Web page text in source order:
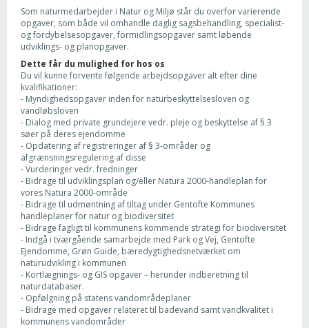
Som naturmedarbejder i Natur og Miljø står du overfor varierende
opgaver, som både vil omhandle daglig sagsbehandling, specialist-
og fordybelsesopgaver, formidlingsopgaver samt løbende
udviklings- og planopgaver.
Dette får du mulighed for hos os
Du vil kunne forvente følgende arbejdsopgaver alt efter dine
kvalifikationer:
- Myndighedsopgaver inden for naturbeskyttelsesloven og
vandløbsloven
- Dialog med private grundejere vedr. pleje og beskyttelse af § 3
søer på deres ejendomme
- Opdatering af registreringer af § 3-områder og
afgrænsningsregulering af disse
- Vurderinger vedr. fredninger
- Bidrage til udviklingsplan og/eller Natura 2000-handleplan for
vores Natura 2000-område
- Bidrage til udmøntning af tiltag under Gentofte Kommunes
handleplaner for natur og biodiversitet
- Bidrage fagligt til kommunens kommende strategi for biodiversitet
- Indgå i tværgående samarbejde med Park og Vej, Gentofte
Ejendomme, Grøn Guide, bæredygtighedsnetværket om
naturudvikling i kommunen
- Kortlægnings- og GIS opgaver – herunder indberetning til
naturdatabaser.
- Opfølgning på statens vandområdeplaner
- Bidrage med opgaver relateret til badevand samt vandkvalitet i
kommunens vandområder